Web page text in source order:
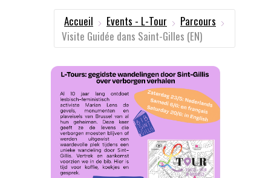
Accueil Events - L-Tour
Parcours
Visite Guidée dans Saint-Gilles (EN)